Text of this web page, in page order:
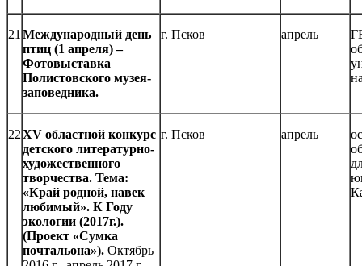
21 Международный день
птиц (1 апреля) –
Фотовыставка
Полистовского музея-
заповедника.
г. Псков апрель
22ХV областной конкурс
детского литературно-
художественного
творчества. Тема:
«Край родной, навек
любимый». К Году
экологии (2017г.).
(Проект «Сумка
почтальона»). Октябрь
г. Псков апрель